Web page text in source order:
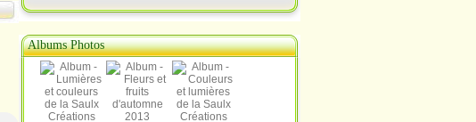
Albums Photos